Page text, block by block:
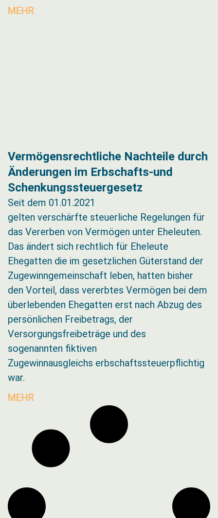
MEHR
Vermögensrechtliche Nachteile durch
Änderungen im Erbschafts-und
Schenkungssteuergesetz
Seit dem 01.01.2021
gelten verschärfte steuerliche Regelungen für
das Vererben von Vermögen unter Eheleuten.
Das ändert sich rechtlich für Eheleute
Ehegatten die im gesetzlichen Güterstand der
Zugewinngemeinschaft leben, hatten bisher
den Vorteil, dass vererbtes Vermögen bei dem
überlebenden Ehegatten erst nach Abzug des
persönlichen Freibetrags, der
Versorgungsfreibeträge und des
sogenannten fiktiven
Zugewinnausgleichs erbschaftssteuerpflichtig
war.
MEHR